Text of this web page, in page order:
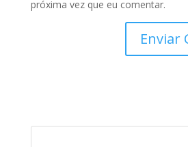
próxima vez que eu comentar.